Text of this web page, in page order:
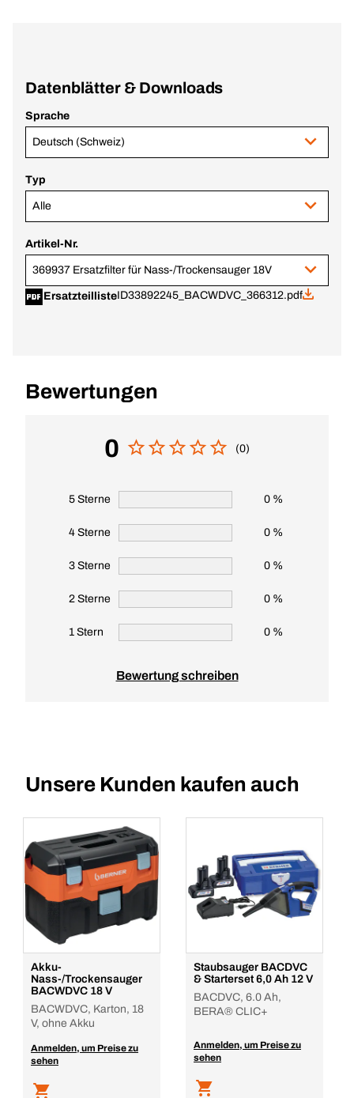
Datenblätter & Downloads
Sprache
Deutsch (Schweiz)
Typ
Alle
Artikel-Nr.
369937 Ersatzfilter für Nass-/Trockensauger 18V
ErsatzteillisteID33892245_BACWDVC_366312.pdf
Bewertungen
0 (0)
5 Sterne 0 %
4 Sterne 0 %
3 Sterne 0 %
2 Sterne 0 %
1 Stern 0 %
Bewertung schreiben
Unsere Kunden kaufen auch
Akku-
Nass-/Trockensauger
BACWDVC 18 V
BACWDVC, Karton, 18
V, ohne Akku
Anmelden, um Preise zu
sehen
Staubsauger BACDVC
& Starterset 6,0 Ah 12 V
BACDVC, 6.0 Ah,
BERA® CLIC+
Anmelden, um Preise zu
sehen